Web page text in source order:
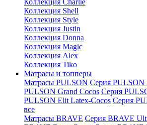
Коллекция Charlie
Коллекция Shell
Коллекция Style
Коллекция Justin
Коллекция Donna
Коллекция Magic
Коллекция Alex
Коллекция Tiko
Матрасы и топперы
Матрасы PULSON Серия PULSON
PULSON Grand Cocos Серия
PULSON Elit Latex-Cocos Серия
все
Матрасы BRAVE Серия BRAVE